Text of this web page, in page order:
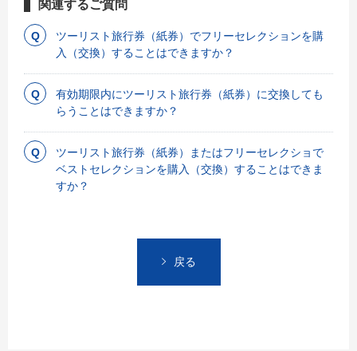
関連するご質問
ツーリスト旅行券（紙券）でフリーセレクションを購
入（交換）することはできますか？
有効期限内にツーリスト旅行券（紙券）に交換しても
らうことはできますか？
ツーリスト旅行券（紙券）またはフリーセレクショで
ベストセレクションを購入（交換）することはできま
すか？
戻る